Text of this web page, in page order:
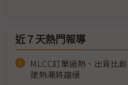
近７天熱門報導
MLCC訂單過熱、出貨比
建熱潮將趨緩